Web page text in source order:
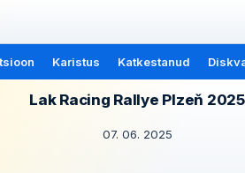
Karistus Katkestanud
Lak Racing Rallye Plzeň 2025
07. 06. 2025